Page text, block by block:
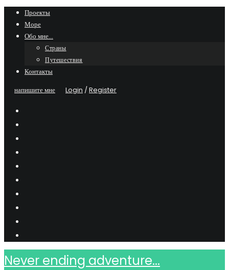
Skip
content
Проекты
Море
Обо мне…
Страны
Путешествия
Контакты
напишите мне
Login /Register
Never ending adventure...